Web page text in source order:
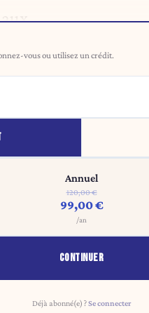
vous ou utilisez un crédit.
Annuel
120,00 €
99,00 €
/an
CONTINUER
Déjà abonné(e) ?Se connecter